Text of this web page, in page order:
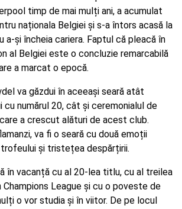
timp de mai mulți ani, a acumulat
naționala Belgiei și s-a întors acasă la
a-și încheia cariera. Faptul că pleacă în
al Belgiei este o concluzie remarcabilă
a marcat o epocă.
va găzdui în aceeași seară atât
numărul 20, cât și ceremonialul de
a crescut alături de acest club.
va fi o seară cu două emoții
și tristețea despărțirii.
în vacanță cu al 20-lea titlu, cu al treilea
League și cu o poveste de
o vor studia și în viitor. De pe locul